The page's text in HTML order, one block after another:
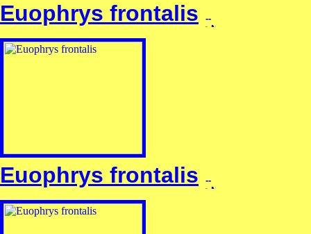
Euophrys frontalis
Euophrys frontalis